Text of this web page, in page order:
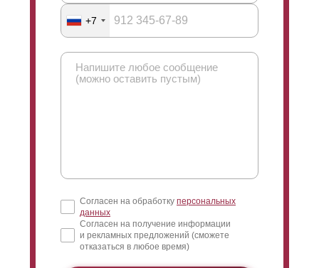
+7
Согласен на обработку персональных
данных
Согласен на получение информации
и рекламных предложений (сможете
отказаться в любое время)